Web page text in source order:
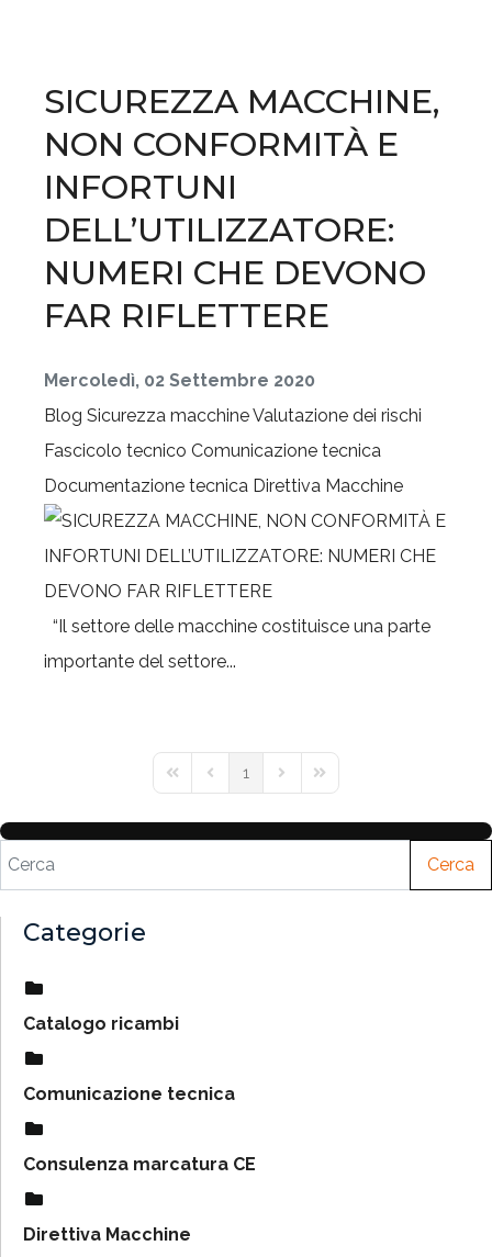
SICUREZZA MACCHINE,
NON CONFORMITÀ E
INFORTUNI
DELL’UTILIZZATORE:
NUMERI CHE DEVONO
FAR RIFLETTERE
Mercoledì, 02 Settembre 2020
Blog Sicurezza macchineValutazione dei rischi
Fascicolo tecnico Comunicazione tecnica
Documentazione tecnica Direttiva Macchine
“Il settore delle macchine costituisce una parte
importante del settore...
1
Cerca
Categorie
Catalogo ricambi
Comunicazione tecnica
Consulenza marcatura CE
Direttiva Macchine